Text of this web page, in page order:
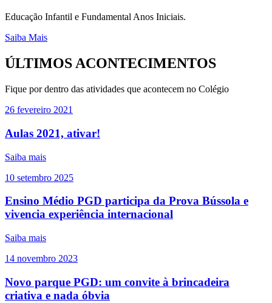
Educação Infantil e Fundamental Anos Iniciais.
Saiba Mais
ÚLTIMOS ACONTECIMENTOS
Fique por dentro das atividades que acontecem no Colégio
26 fevereiro 2021
Aulas 2021, ativar!
Saiba mais
10 setembro 2025
Ensino Médio PGD participa da Prova Bússola e
vivencia experiência internacional
Saiba mais
14 novembro 2023
Novo parque PGD: um convite à brincadeira
criativa e nada óbvia